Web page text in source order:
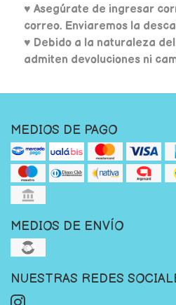
♥ Asegúrate de ingresar
correo. Enviaremos la
♥ Debido a la naturaleza
admiten devoluciones ni
MEDIOS DE PAGO
MEDIOS DE ENVÍO
NUESTRAS REDES